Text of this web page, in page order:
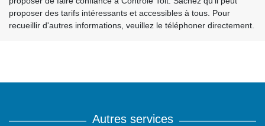
proposer des tarifs intéressants et accessibles à tous. Pour
recueillir d'autres informations, veuillez le téléphoner directement.
Autres services